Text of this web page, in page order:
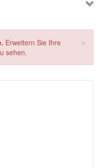
×
Erweitern Sie Ihre
sehen.